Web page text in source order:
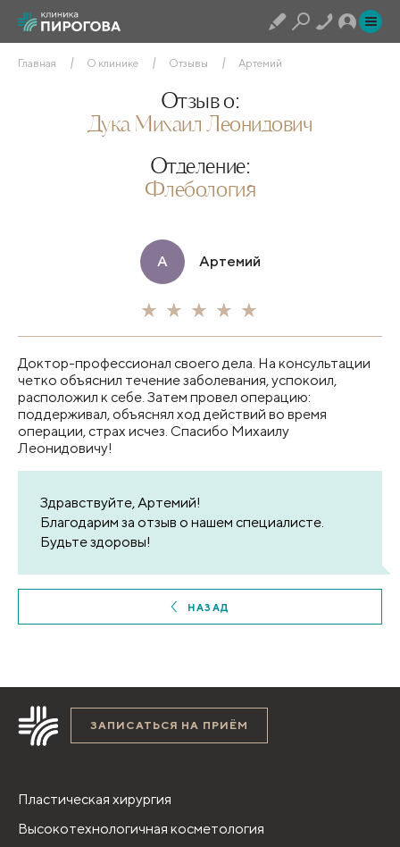
Главная О клинике Отзывы Артемий
Отзыв о:
Дука Михаил Леонидович
Отделение:
Флебология
А Артемий
Доктор-профессионал своего дела. На консультации
четко объяснил течение заболевания, успокоил,
расположил к себе. Затем провел операцию:
поддерживал, объяснял ход действий во время
операции, страх исчез. Спасибо Михаилу
Леонидовичу!
Здравствуйте, Артемий!
Благодарим за отзыв о нашем специалисте.
Будьте здоровы!
НАЗАД
ЗАПИСАТЬСЯ НА ПРИЁМ
Пластическая хирургия
Высокотехнологичная косметология